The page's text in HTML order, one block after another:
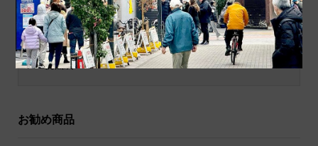
和小物
祝儀袋
お勧め商品